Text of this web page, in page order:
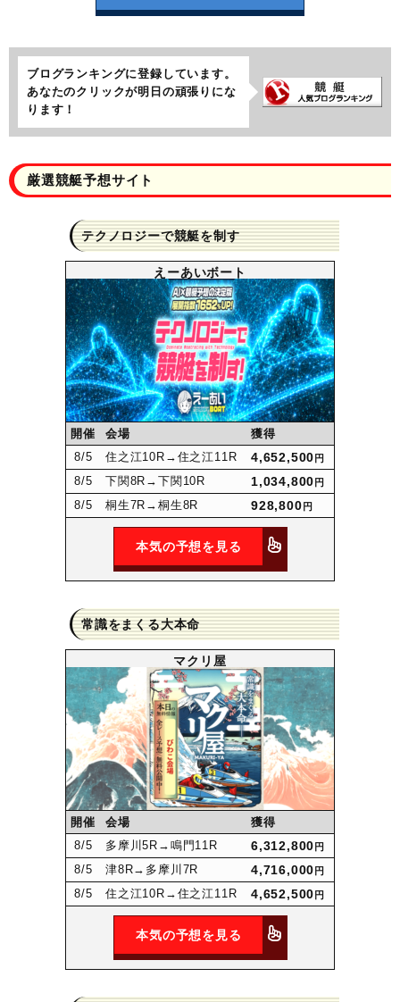
ブログランキングに登録しています。
あなたのクリックが明日の頑張りにな
ります！
厳選競艇予想サイト
テクノロジーで競艇を制す
えーあいボート
開催 会場
獲得
8/5 住之江10R →住之江11R 4,652,500 円
8/5 下関8R →下関10R 1,034,800 円
8/5 桐生7R →桐生8R 928,800 円
本気の予想を見る
常識をまくる大本命
マクリ屋
開催 会場
獲得
8/5 多摩川5R →鳴門11R 6,312,800 円
8/5 津8R→多摩川7R 4,716,000 円
8/5 住之江10R →住之江11R 4,652,500 円
本気の予想を見る